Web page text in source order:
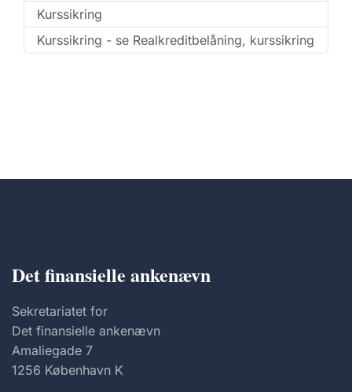
Kurssikring
Kurssikring - se Realkreditbelåning, kurssikring
Det finansielle ankenævn
Sekretariatet for
Det finansielle ankenævn
Amaliegade 7
1256 København K